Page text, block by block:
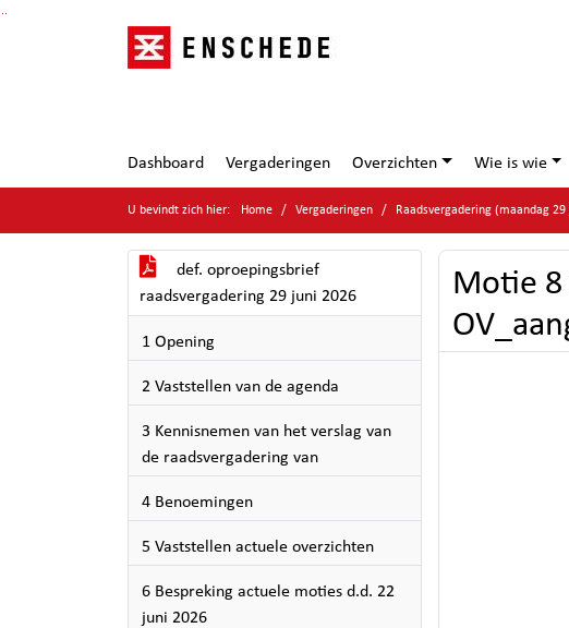
Ga naar de inhoud van deze pagina
Ga naar het zoeken
Ga naar het menu
Dashboard Vergaderingen Overzichten Wie is wie
U bevindt zich hier: Home Vergaderingen Raadsvergadering (maandag
def. oproepingsbrief
raadsvergadering 29 juni 2026
1 Opening
2 Vaststellen van de agenda
3 Kennisnemen van het verslag van
de raadsvergadering van
4 Benoemingen
5 Vaststellen actuele overzichten
6 Bespreking actuele moties d.d. 22
juni 2026
Motie 8